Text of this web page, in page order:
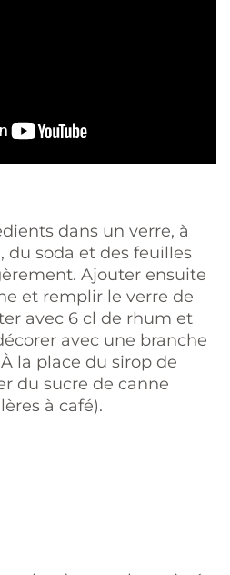
dans un verre, à
du soda et des feuilles
Ajouter ensuite
et remplir le verre de
avec 6 cl de rhum et
avec une branche
la place du sirop de
du sucre de canne
à café).